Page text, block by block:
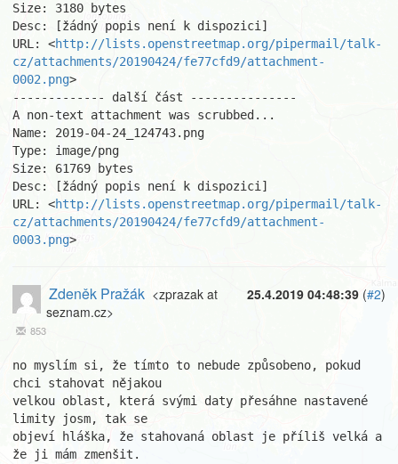
Size: 3180 bytes
Desc: [žádný popis není k dispozici]
URL: <http://lists.openstreetmap.org/pipermail/talk-
cz/attachments/20190424/fe77cfd9/attachment-
0002.png>
------------- další část ---------------
A non-text attachment was scrubbed...
Name: 2019-04-24_124743.png
Type: image/png
Size: 61769 bytes
Desc: [žádný popis není k dispozici]
URL: <http://lists.openstreetmap.org/pipermail/talk-
cz/attachments/20190424/fe77cfd9/attachment-
0003.png>
25.4.2019 04:48:39 (#2)
Zdeněk Pražák <zprazak at
seznam.cz>
853
no myslím si, že tímto to nebude způsobeno, pokud
chci stahovat nějakou
velkou oblast, která svými daty přesáhne nastavené
limity josm, tak se
objeví hláška, že stahovaná oblast je příliš velká a
že ji mám zmenšit.